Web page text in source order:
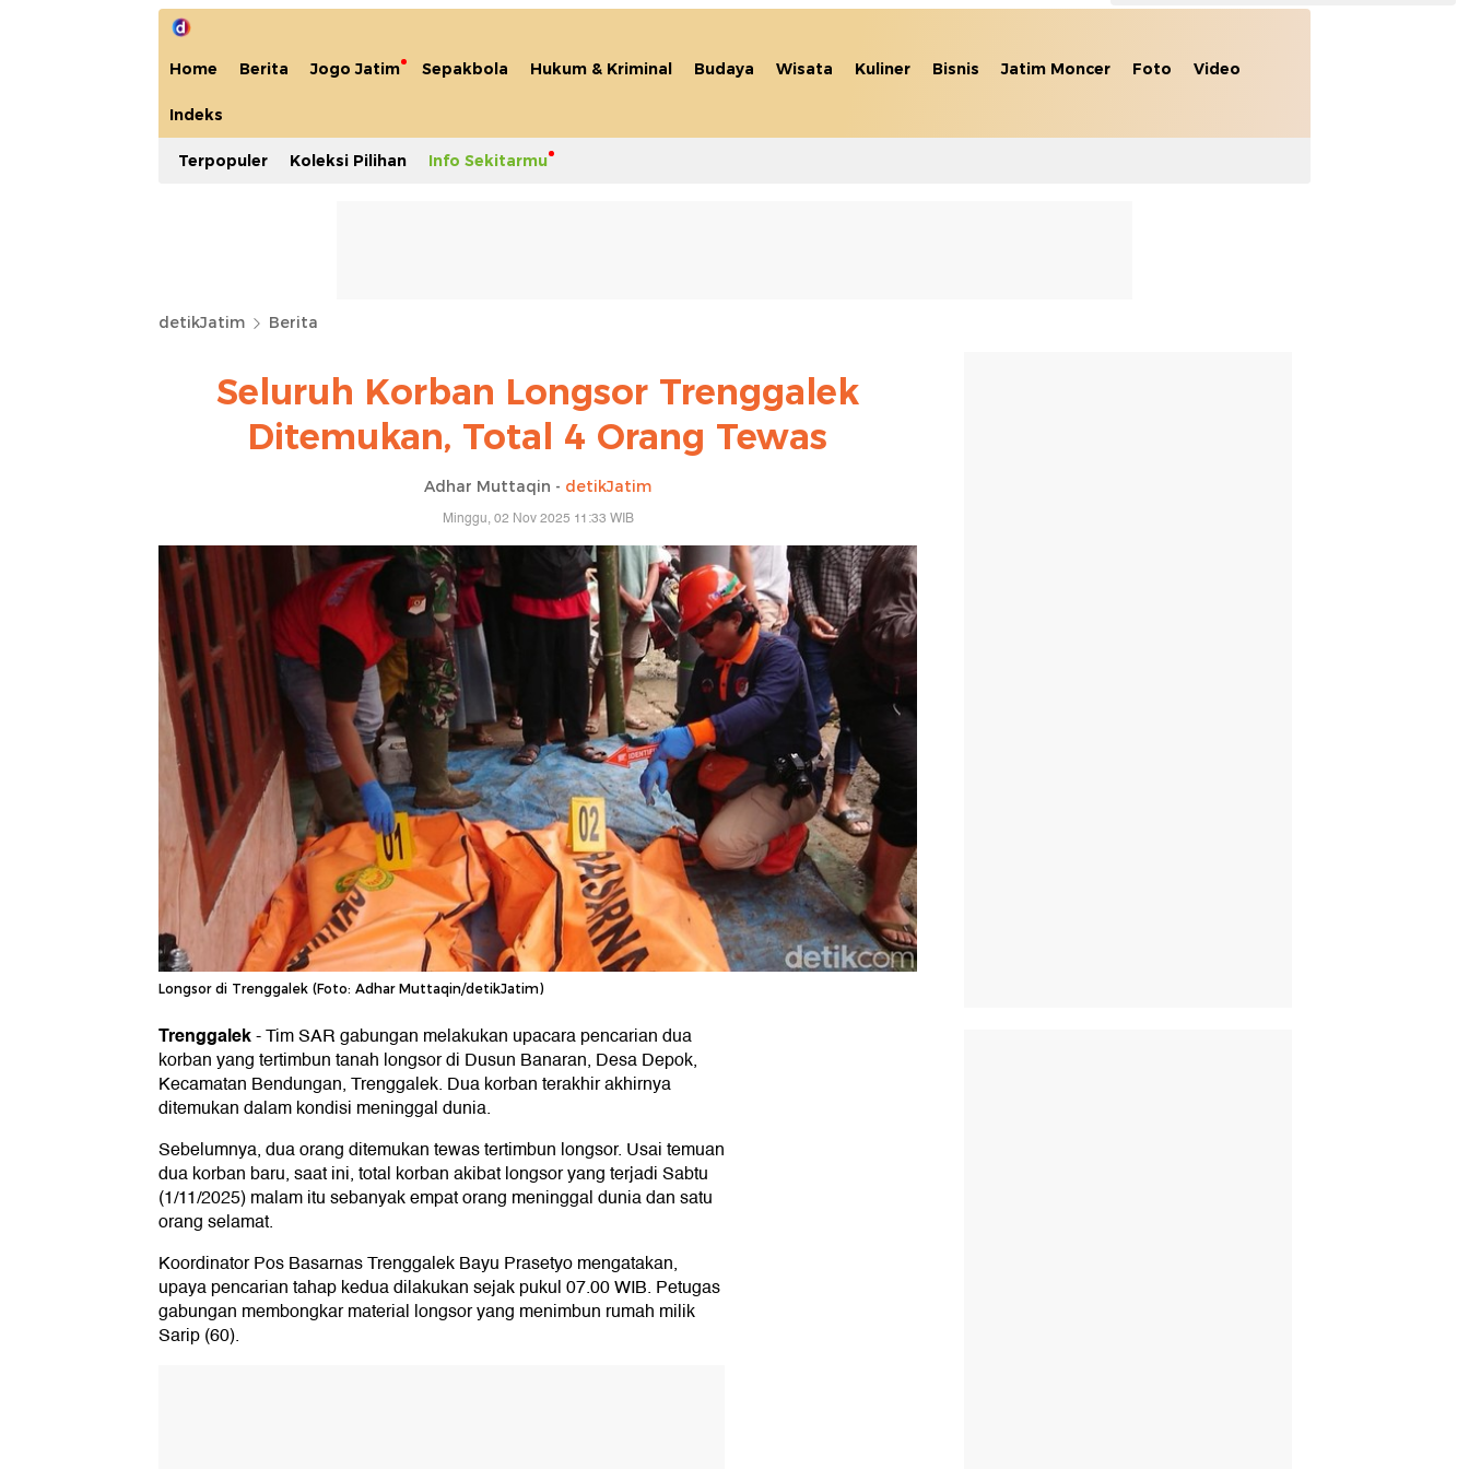
Home Berita Jogo Jatim Sepakbola Hukum & Kriminal Budaya Wisata Kuliner Bisnis Jatim Moncer Foto Video
Indeks
Terpopuler Koleksi Pilihan Info Sekitarmu
detikJatim Berita
Seluruh Korban Longsor Trenggalek
Ditemukan, Total 4 Orang Tewas
Adhar Muttaqin - detikJatim
Minggu, 02 Nov 2025 11:33 WIB
Longsor di Trenggalek (Foto: Adhar Muttaqin/detikJatim)
Trenggalek-Tim SAR gabungan melakukan upacara pencarian dua
korban yang tertimbun tanah longsor di Dusun Banaran, Desa Depok,
Kecamatan Bendungan, Trenggalek. Dua korban terakhir akhirnya
ditemukan dalam kondisi meninggal dunia.
Sebelumnya, dua orang ditemukan tewas tertimbun longsor. Usai temuan
dua korban baru, saat ini, total korban akibat longsor yang terjadi Sabtu
(1/11/2025) malam itu sebanyak empat orang meninggal dunia dan satu
orang selamat.
Koordinator Pos Basarnas Trenggalek Bayu Prasetyo mengatakan,
upaya pencarian tahap kedua dilakukan sejak pukul 07.00 WIB. Petugas
gabungan membongkar material longsor yang menimbun rumah milik
Sarip (60).